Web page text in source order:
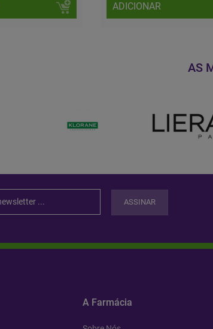
ADICIONAR
AS
ASSINAR
A Farmácia